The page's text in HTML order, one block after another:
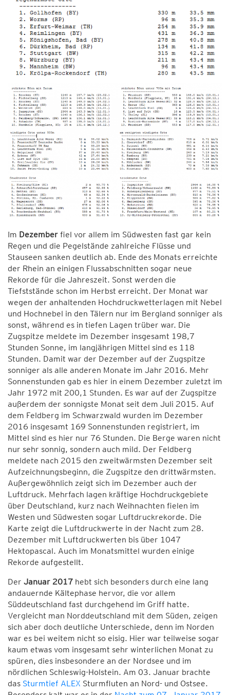
Im Dezember fiel vor allem im Südwesten fast gar kein
Regen und die Pegelstände zahlreiche Flüsse und
Stauseen sanken deutlich ab. Ende des Monats erreichte
der Rhein an einigen Flussabschnitten sogar neue
Rekorde für die Jahreszeit. Sonst werden die
Tiefststände schon im Herbst erreicht. Der Monat war
wegen der anhaltenden Hochdruckwetterlagen mit Nebel
und Hochnebel in den Tälern nur im Bergland sonniger als
sonst, während es in tiefen Lagen trüber war. Die
Zugspitze meldete im Dezember insgesamt 198,7
Stunden Sonne, im langjährigen Mittel sind es 118
Stunden. Damit war der Dezember auf der Zugspitze
sonniger als alle anderen Monate im Jahr 2016. Mehr
Sonnenstunden gab es hier in einem Dezember zuletzt im
Jahr 1972 mit 200,1 Stunden. Es war auf der Zugspitze
außerdem der sonnigste Monat seit dem Juli 2015. Auf
dem Feldberg im Schwarzwald wurden im Dezember
2016 insgesamt 169 Sonnenstunden registriert, im
Mittel sind es hier nur 76 Stunden. Die Berge waren nicht
nur sehr sonnig, sondern auch mild. Der Feldberg
meldete nach 2015 den zweitwärmsten Dezember seit
Aufzeichnungsbeginn, die Zugspitze den drittwärmsten.
Außergewöhnlich zeigt sich im Dezember auch der
Luftdruck. Mehrfach lagen kräftige Hochdruckgebiete
über Deutschland, kurz nach Weihnachten fielen im
Westen und Südwesten sogar Luftdruckrekorde. Die
Karte zeigt die Luftdruckwerte in der Nacht zum 28.
Dezember mit Luftdruckwerten bis über 1047
Hektopascal. Auch im Monatsmittel wurden einige
Rekorde aufgestellt.
Der Januar 2017 hebt sich besonders durch eine lang
andauernde Kältephase hervor, die vor allem
Süddeutschland fast durchgehend im Griff hatte.
Vergleicht man Norddeutschland mit dem Süden, zeigen
sich aber doch deutliche Unterschiede, denn im Norden
war es bei weitem nicht so eisig. Hier war teilweise sogar
kaum etwas vom insgesamt sehr winterlichen Monat zu
spüren, dies insbesondere an der Nordsee und im
nördlichen Schleswig-Holstein. Am 03. Januar brachte
das Sturmtief ALEX Sturmfluten an Nord- und Ostsee.